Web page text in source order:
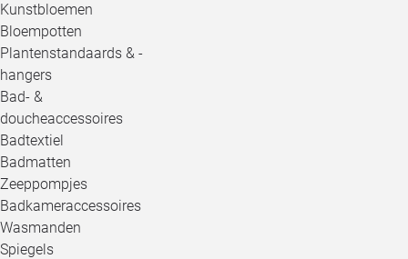
Kunstbloemen
Bloempotten
Plantenstandaards & -
hangers
Bad- &
doucheaccessoires
Badtextiel
Badmatten
Zeeppompjes
Badkameraccessoires
Wasmanden
Spiegels